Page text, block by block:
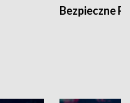
Bezpieczne